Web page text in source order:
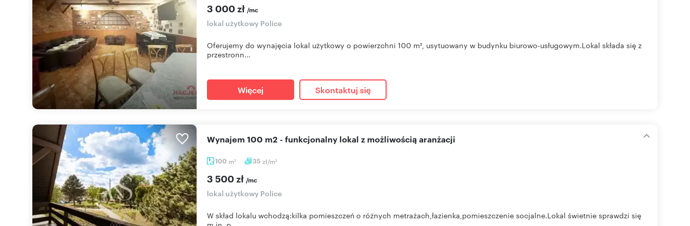
3 000 zł /mc
lokal użytkowy Police
Oferujemy do wynajęcia lokal użytkowy o powierzchni 100 m², usytuowany w budynku biurowo-usługowym.Lokal składa się z
przestronn...
Więcej Skontaktuj się
100 m2 35 zł/m2
Wynajem 100 m2 - funkcjonalny lokal z możliwością aranżacji
3 500 zł /mc
lokal użytkowy Police
W skład lokalu wchodzą:kilka pomieszczeń o różnych metrażach,łazienka,pomieszczenie socjalne.Lokal świetnie sprawdzi się